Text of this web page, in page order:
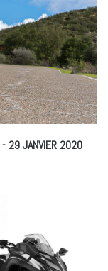
- 29 JANVIER 2020